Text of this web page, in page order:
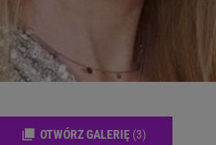
OTWÓRZ GALERIĘ (3)